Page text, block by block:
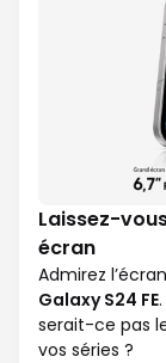
Laissez-
écran
Admirez l’écran
Galaxy S24 FE
serait-ce pas
vos séries ?